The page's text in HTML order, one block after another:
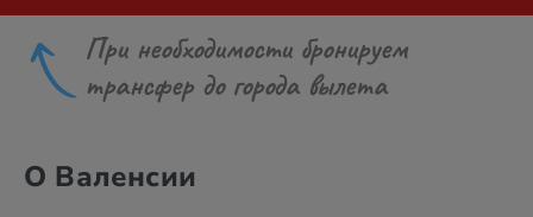
При необходимости бронируем
трансфер до города вылета
О Валенсии